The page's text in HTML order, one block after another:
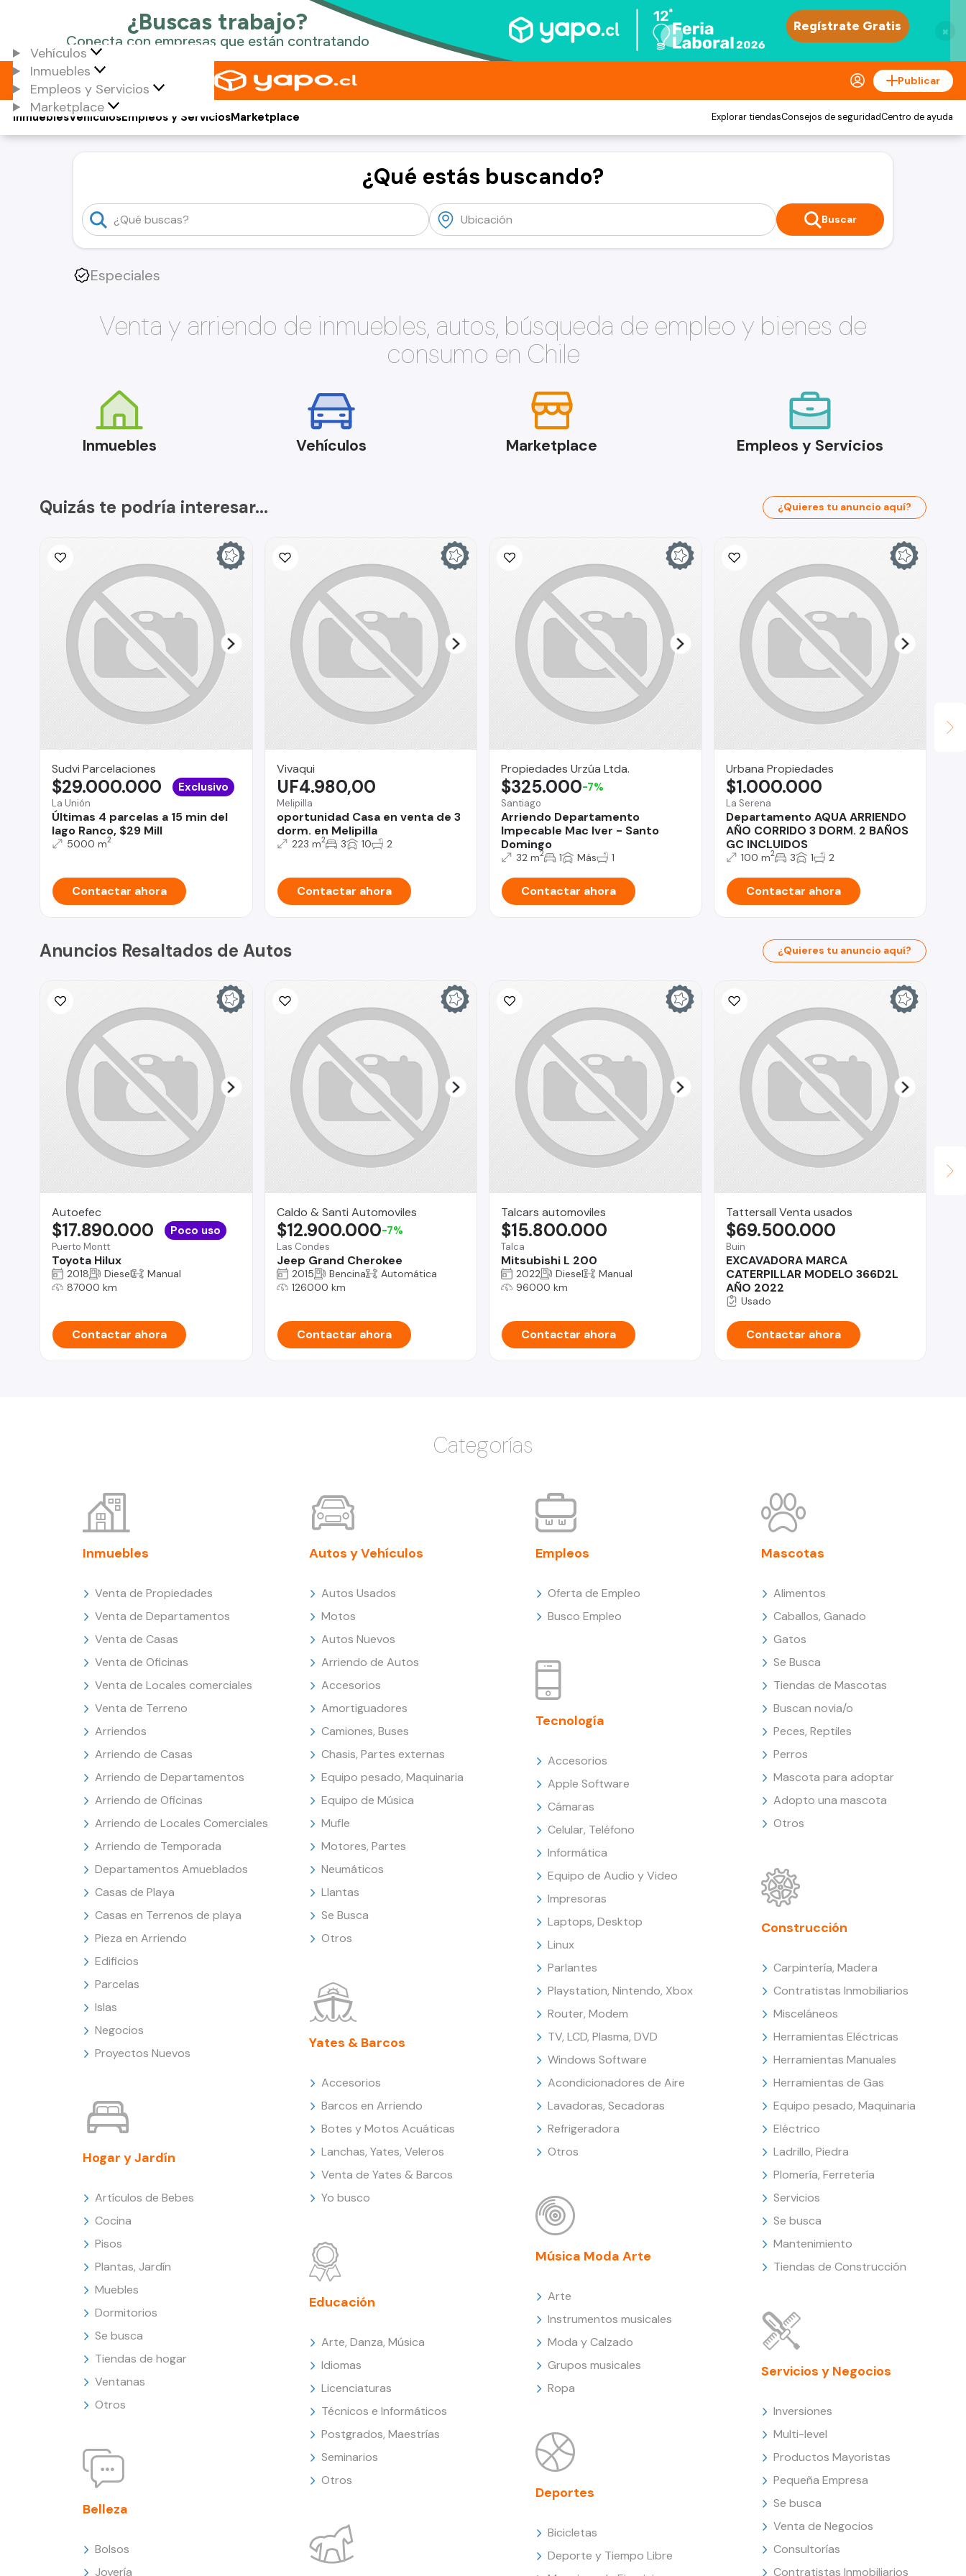
×
Vehículos
Inmuebles
Empleos y Servicios
Marketplace
Publicar
Vehículos
Inmuebles Empleos y ServiciosMarketplace Explorar tiendasConsejos de seguridadCentro de ayuda
¿Qué estás buscando?
Buscar
Especiales
Venta y arriendo de inmuebles, autos, búsqueda de empleo y bienes de
consumo en Chile
Inmuebles Vehículos Marketplace Empleos y Servicios
Quizás te podría interesar... ¿Quieres tu anuncio aquí?
Sudvi Parcelaciones
La Unión
Últimas 4 parcelas a 15 min del
lago Ranco, $29 Mill
$29.000.000 Exclusivo
5000 m2
Contactar ahora
Vivaqui
Melipilla
oportunidad Casa en venta de 3
dorm. en Melipilla
UF4.980,00
223 m2 3 10 2
Contactar ahora
Propiedades Urzúa Ltda.
Santiago
Arriendo Departamento
Impecable Mac Iver - Santo
Domingo
$325.000-7%
32 m2 1 Más 1
Contactar ahora
Urbana Propiedades
La Serena
Departamento AQUA ARRIENDO
AÑO CORRIDO 3 DORM. 2 BAÑOS
GC INCLUIDOS
$1.000.000
100 m2 3 1 2
Contactar ahora
Anuncios Resaltados de Autos ¿Quieres tu anuncio aquí?
Autoefec
Puerto Montt
Toyota Hilux
$17.890.000 Poco uso
2018 Diesel
Manual
87000 km
Contactar ahora
Caldo & Santi Automoviles
Las Condes
Jeep Grand Cherokee
$12.900.000-7%
2015 Bencina
Automática
126000 km
Contactar ahora
Talcars automoviles
Talca
Mitsubishi L 200
$15.800.000
2022 Diesel
Manual
96000 km
Contactar ahora
Tattersall Venta usados
Buin
EXCAVADORA MARCA
CATERPILLAR MODELO 366D2L
AÑO 2022
$69.500.000
Usado
Contactar ahora
Categorías
Inmuebles
Venta de Propiedades
Venta de Departamentos
Venta de Casas
Venta de Oficinas
Venta de Locales comerciales
Venta de Terreno
Arriendos
Arriendo de Casas
Arriendo de Departamentos
Arriendo de Oficinas
Arriendo de Locales Comerciales
Arriendo de Temporada
Departamentos Amueblados
Casas de Playa
Casas en Terrenos de playa
Pieza en Arriendo
Edificios
Parcelas
Islas
Negocios
Proyectos Nuevos
Hogar y Jardín
Artículos de Bebes
Cocina
Pisos
Plantas, Jardín
Muebles
Dormitorios
Se busca
Tiendas de hogar
Ventanas
Otros
Belleza
Bolsos
Joyería
Autos y Vehículos
Autos Usados
Motos
Autos Nuevos
Arriendo de Autos
Accesorios
Amortiguadores
Camiones, Buses
Chasis, Partes externas
Equipo pesado, Maquinaria
Equipo de Música
Mufle
Motores, Partes
Neumáticos
Llantas
Se Busca
Otros
Yates & Barcos
Accesorios
Barcos en Arriendo
Botes y Motos Acuáticas
Lanchas, Yates, Veleros
Venta de Yates & Barcos
Yo busco
Educación
Arte, Danza, Música
Idiomas
Licenciaturas
Técnicos e Informáticos
Postgrados, Maestrías
Seminarios
Otros
Empleos
Oferta de Empleo
Busco Empleo
Tecnología
Accesorios
Apple Software
Cámaras
Celular, Teléfono
Informática
Equipo de Audio y Video
Impresoras
Laptops, Desktop
Linux
Parlantes
Playstation, Nintendo, Xbox
Router, Modem
TV, LCD, Plasma, DVD
Windows Software
Acondicionadores de Aire
Lavadoras, Secadoras
Refrigeradora
Otros
Música Moda Arte
Arte
Instrumentos musicales
Moda y Calzado
Grupos musicales
Ropa
Deportes
Bicicletas
Deporte y Tiempo Libre
Mascotas
Alimentos
Caballos, Ganado
Gatos
Se Busca
Tiendas de Mascotas
Buscan novia/o
Peces, Reptiles
Perros
Mascota para adoptar
Adopto una mascota
Otros
Construcción
Carpintería, Madera
Contratistas Inmobiliarios
Misceláneos
Herramientas Eléctricas
Herramientas Manuales
Herramientas de Gas
Equipo pesado, Maquinaria
Eléctrico
Ladrillo, Piedra
Plomería, Ferretería
Servicios
Se busca
Mantenimiento
Tiendas de Construcción
Servicios y Negocios
Inversiones
Multi-level
Productos Mayoristas
Pequeña Empresa
Se busca
Venta de Negocios
Consultorías
Contratistas Inmobiliarios